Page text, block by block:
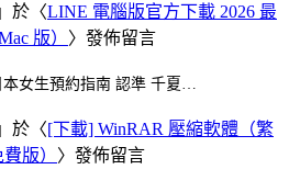
」於〈LINE 電腦版官方下載 2026 最
版） 〉發佈留言
女生預約指南 認準 千夏…
」於〈[下載] WinRAR 壓縮軟體（繁
版） 〉發佈留言